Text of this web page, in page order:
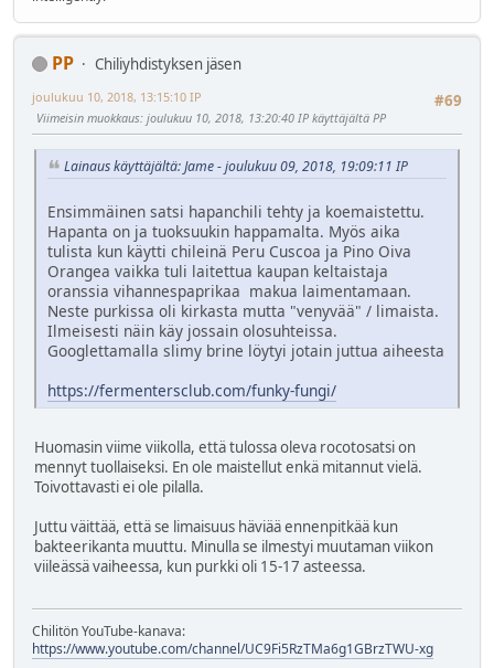
PP
Chiliyhdistyksen jäsen
#69
joulukuu 10, 2018, 13:15:10 IP
Viimeisin muokkaus: joulukuu 10, 2018, 13:20:40 IP käyttäjältä PP
Lainaus käyttäjältä: Jame - joulukuu 09, 2018, 19:09:11 IP
Ensimmäinen satsi hapanchili tehty ja koemaistettu.
Hapanta on ja tuoksuukin happamalta. Myös aika
tulista kun käytti chileinä Peru Cuscoa ja Pino Oiva
Orangea vaikka tuli laitettua kaupan keltaistaja
oranssia vihannespaprikaa makua laimentamaan.
Neste purkissa oli kirkasta mutta "venyvää" / limaista.
Ilmeisesti näin käy jossain olosuhteissa.
Googlettamalla slimy brine löytyi jotain juttua aiheesta
https://fermentersclub.com/funky-fungi/
Huomasin viime viikolla, että tulossa oleva rocotosatsi on
mennyt tuollaiseksi. En ole maistellut enkä mitannut vielä.
Toivottavasti ei ole pilalla.
Juttu väittää, että se limaisuus häviää ennenpitkää kun
bakteerikanta muuttu. Minulla se ilmestyi muutaman viikon
viileässä vaiheessa, kun purkki oli 15-17 asteessa.
Chilitön YouTube-kanava:
https://www.youtube.com/channel/UC9Fi5RzTMa6g1GBrzTWU-xg